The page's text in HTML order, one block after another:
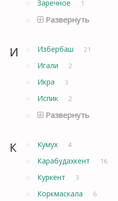
Заречное 1
Развернуть
И Избербаш 21
Игали 2
Икра 3
Испик 2
Развернуть
К Кумух 4
Карабудахкент 16
Куркент 3
Коркмаскала 6